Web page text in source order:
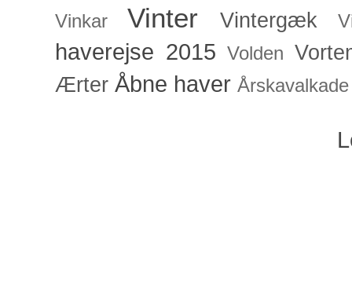
Vinkar Vinter Vintergæk
haverejse 2015 Volden
Ærter Åbne haver Årskavalkade